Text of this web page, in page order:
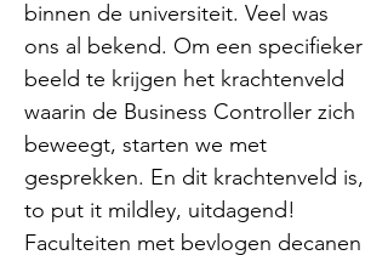
binnen de universiteit. Veel was
ons al bekend. Om een specifieker
beeld te krijgen het krachtenveld
waarin de Business Controller zich
beweegt, starten we met
gesprekken. En dit krachtenveld is,
to put it mildley, uitdagend!
Faculteiten met bevlogen decanen